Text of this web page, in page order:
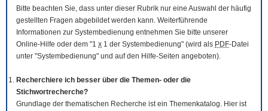
Bitte beachten Sie, dass unter dieser Rubrik nur eine Auswahl der häufig
gestellten Fragen abgebildet werden kann. Weiterführende
Informationen zur Systembedienung entnehmen Sie bitte unserer
Online-Hilfe oder dem "1 x 1 der Systembedienung" (wird als PDF-Datei
unter "Systembedienung" und auf den Hilfe-Seiten angeboten).
Recherchiere ich besser über die Themen- oder die
Stichwortrecherche?
Grundlage der thematischen Recherche ist ein Themenkatalog. Hier ist